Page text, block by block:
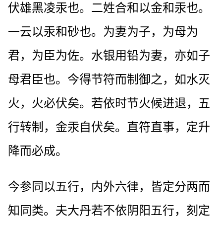
伏雄黑凌汞也。二姓合和以金和汞也。
一云以汞和砂也。为妻为子，为母为
君，为臣为佐。水银用铅为妻，亦如子
母君臣也。今得节符而制御之，如水灭
火，火必伏矣。若依时节火候进退，五
行转制，金汞自伏矣。直符直事，定升
降而必成。
今参同以五行，内外六律，皆定分两而
知同类。夫大丹若不依阴阳五行，刻定